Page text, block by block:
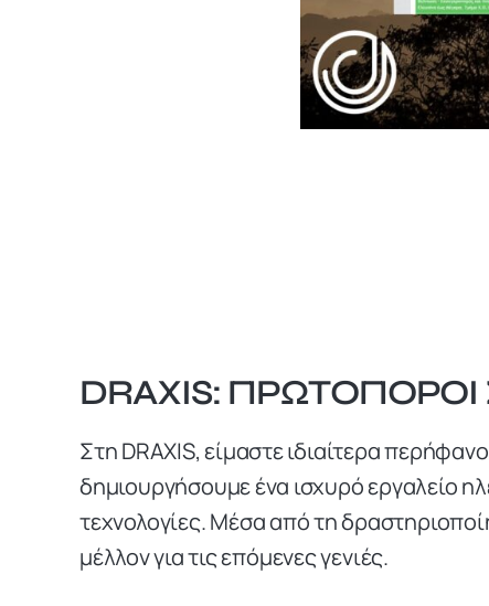
DRAXIS:
Στη DRAXIS, είμαστε ιδιαίτερα
δημιουργήσουμε ένα ισχυρό εργαλείο
τεχνολογίες. Μέσα από τη
μέλλον για τις επόμενες γενιές.